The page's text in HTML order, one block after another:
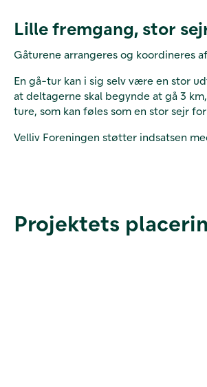
Lille fremgang, stor
Gåturene arrangeres og koordineres
En gå-tur kan i sig selv være en stor
at deltagerne skal begynde at gå 3
ture, som kan føles som en stor sejr
Velliv Foreningen støtter indsatsen
Projektets